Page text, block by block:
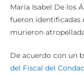
María Isabel De los
fueron identificadas
murieron
De acuerdo con un
del Fiscal del